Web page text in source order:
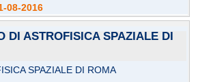
08-2016
DI ASTROFISICA SPAZIALE DI
SPAZIALE DI ROMA